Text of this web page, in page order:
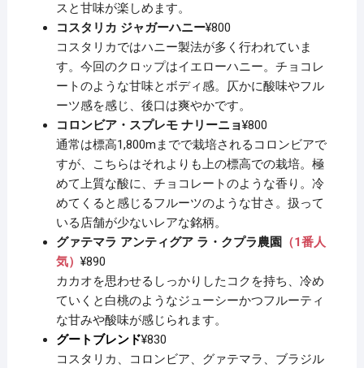
スと甘味が楽しめます。
コスタリカ ジャガーハニー¥800
コスタリカではハニー製法が多く行われていま
す。今回のクロップはイエローハニー。チョコレ
ートのような甘味とボディ感。仄かに酸味やフル
ーツ感を感じ、後口は爽やかです。
コロンビア・スプレモ ナリーニョ¥800
通常は標高1,800mまでで栽培されるコロンビアで
すが、こちらはそれよりも上の標高での栽培。極
めて上質な酸に、チョコレートのような香り。冷
めてくると感じるフルーツのような甘さ。扱って
いる店舗が少ないレアな銘柄。
グァテマラ アンティグア ラ・クプラ農園
（1番人
気）¥890
カカオを思わせるしっかりしたコクを持ち、冷め
ていくと白桃のようなジューシーかつフルーティ
な甘みや酸味が感じられます。
グートブレンド¥830
コスタリカ、コロンビア、グァテマラ、ブラジル